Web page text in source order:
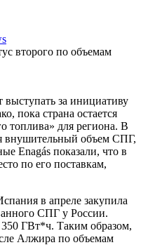
за инициативу
пока страна остается
топлива» для региона. В
внушительный объем СПГ,
Enagás показали, что в
по его поставкам,
в апреле закупила
СПГ у России.
ГВт*ч. Таким образом,
Алжира по объемам